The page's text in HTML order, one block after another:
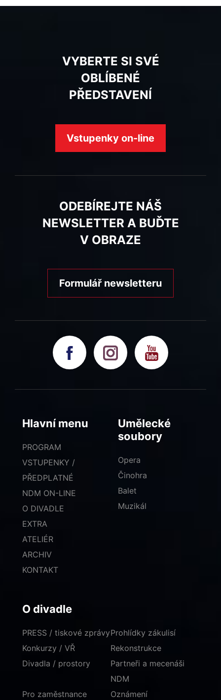
VYBERTE SI SVÉ
OBLÍBENÉ
PŘEDSTAVENÍ
Vstupenky on-line
ODEBÍREJTE NÁŠ
NEWSLETTER A BUĎTE
V OBRAZE
Formulář newsletteru
Hlavní menu
PROGRAM
VSTUPENKY /
PŘEDPLATNÉ
NDM ON-LINE
O DIVADLE
EXTRA
ATELIÉR
ARCHIV
KONTAKT
Umělecké
soubory
Opera
Činohra
Balet
Muzikál
O divadle
PRESS / tiskové zprávy
Konkurzy / VŘ
Divadla / prostory
Prohlídky zákulisí
Rekonstrukce
Partneři a mecenáši
NDM
Pro zaměstnance
Oznámení